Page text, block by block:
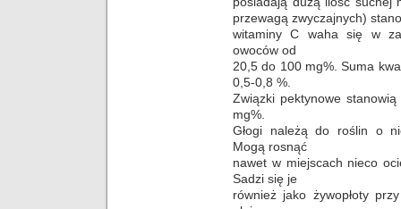
przewagą zwyczajnych)
witaminy C waha się w
owoców od
20,5 do 100 mg%. Suma
0,5-0,8 %.
Związki pektynowe
mg%.
Głogi należą do roślin o
Mogą rosnąć
nawet w miejscach nieco
Sadzi się je
również jako żywopłoty